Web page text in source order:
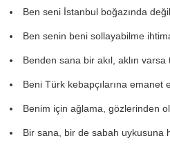
Ben seni İstanbul boğazında
Ben senin beni sollayabilme
Benden sana bir akıl, aklın varsa
Beni Türk kebapçılarına emanet
Benim için ağlama, gözlerinden
Bir sana, bir de sabah uykusuna